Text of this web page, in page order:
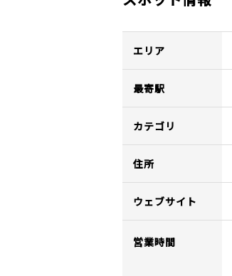
エリア
最寄駅
カテゴリ
住所
ウェブサイト
営業時間